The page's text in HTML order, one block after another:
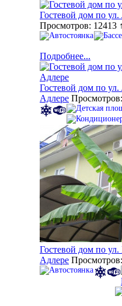
Гостевой дом по
Просмотров: 12413 ↑
Подробнее...
Гостевой дом по
Адлере
Гостевой дом по
Адлере